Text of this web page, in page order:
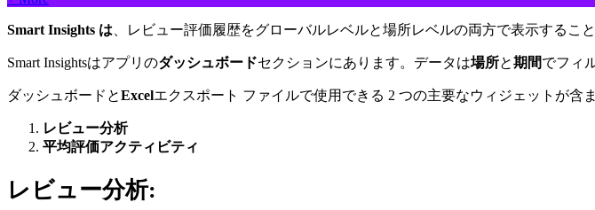
Smart Insights は 、レビュー評価履歴をグローバルレベルと場所レベルの両方で表示する
Smart Insightsはアプリのダッシュボードセクションにあります。データは場所と期間でフィ
ダッシュボードとExcelエクスポート ファイルで使用できる 2 つの主要なウィジェットが含
レビュー分析
平均評価アクティビティ
レビュー分析: